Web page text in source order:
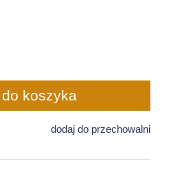
do koszyka
dodaj do przechowalni